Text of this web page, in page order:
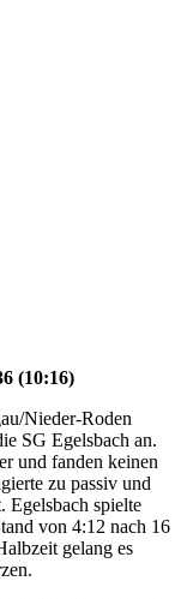
(10:16)
Nieder-Roden
SG Egelsbach an.
und fanden keinen
zu passiv und
spielte
von 4:12 nach 16
gelang es